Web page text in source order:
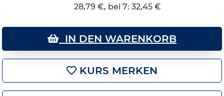
28,79 €, bei 7: 32,45 €
IN DEN WARENKORB
KURS MERKEN